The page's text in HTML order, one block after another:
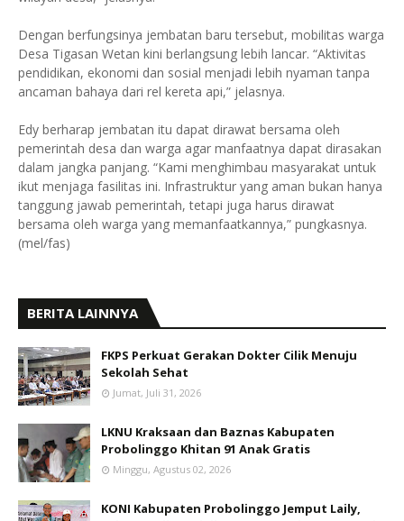
Dengan berfungsinya jembatan baru tersebut, mobilitas warga
Desa Tigasan Wetan kini berlangsung lebih lancar. “Aktivitas
pendidikan, ekonomi dan sosial menjadi lebih nyaman tanpa
ancaman bahaya dari rel kereta api,” jelasnya.
Edy berharap jembatan itu dapat dirawat bersama oleh
pemerintah desa dan warga agar manfaatnya dapat dirasakan
dalam jangka panjang. “Kami menghimbau masyarakat untuk
ikut menjaga fasilitas ini. Infrastruktur yang aman bukan hanya
tanggung jawab pemerintah, tetapi juga harus dirawat
bersama oleh warga yang memanfaatkannya,” pungkasnya.
(mel/fas)
BERITA LAINNYA
FKPS Perkuat Gerakan Dokter Cilik Menuju
Sekolah Sehat
Jumat, Juli 31, 2026
LKNU Kraksaan dan Baznas Kabupaten
Probolinggo Khitan 91 Anak Gratis
Minggu, Agustus 02, 2026
KONI Kabupaten Probolinggo Jemput Laily,